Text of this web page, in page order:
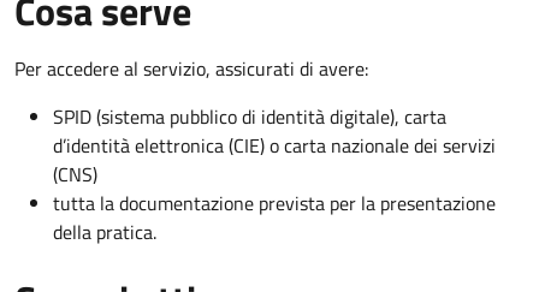
Per accedere al servizio, assicurati di avere:
SPID (sistema pubblico di identità digitale), carta
d’identità elettronica (CIE) o carta nazionale dei servizi
(CNS)
tutta la documentazione prevista per la presentazione
della pratica.